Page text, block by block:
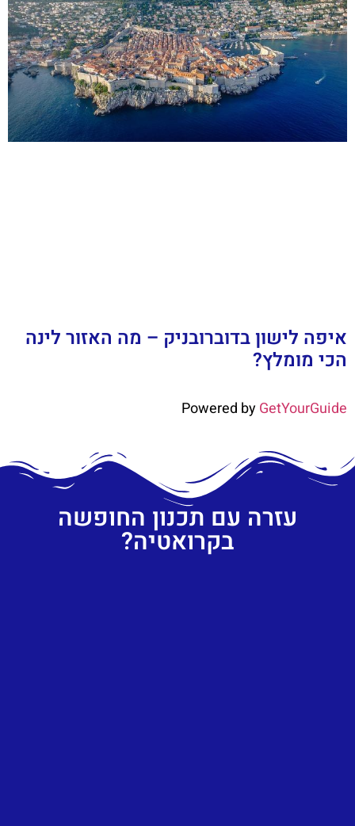
איפה לישון בדוברובניק – מה האזור לינה
הכי מומלץ?
Powered byGetYourGuide
עזרה עם תכנון החופשה
בקרואטיה?